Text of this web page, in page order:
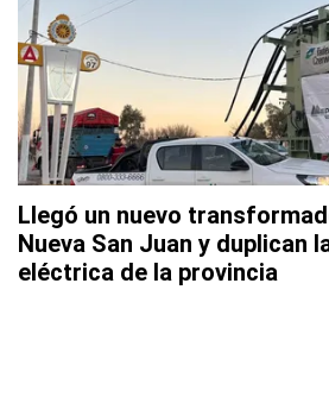
Llegó un nuevo
Nueva San Juan y duplican
eléctrica de la provincia